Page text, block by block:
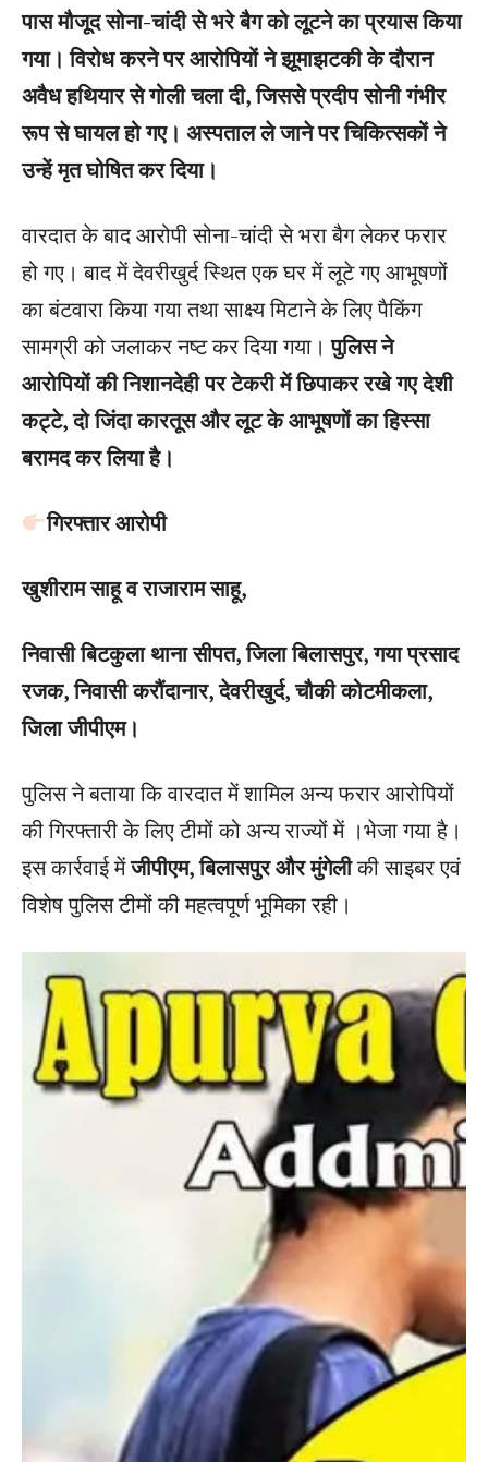
पास मौजूद सोना-चांदी से भरे बैग को लूटने का प्रयास किया
गया। विरोध करने पर आरोपियों ने झूमाझटकी के दौरान
अवैध हथियार से गोली चला दी, जिससे प्रदीप सोनी गंभीर
रूप से घायल हो गए। अस्पताल ले जाने पर चिकित्सकों ने
उन्हें मृत घोषित कर दिया।
वारदात के बाद आरोपी सोना-चांदी से भरा बैग लेकर फरार
हो गए। बाद में देवरीखुर्द स्थित एक घर में लूटे गए आभूषणों
का बंटवारा किया गया तथा साक्ष्य मिटाने के लिए पैकिंग
सामग्री को जलाकर नष्ट कर दिया गया।पुलिस ने
आरोपियों की निशानदेही पर टेकरी में छिपाकर रखे गए देशी
कट्टे, दो जिंदा कारतूस और लूट के आभूषणों का हिस्सा
बरामद कर लिया है।
गिरफ्तार आरोपी
खुशीराम साहू व राजाराम साहू,
निवासी बिटकुला थाना सीपत, जिला बिलासपुर, गया प्रसाद
रजक, निवासी करौंदानार, देवरीखुर्द, चौकी कोटमीकला,
जिला जीपीएम।
पुलिस ने बताया कि वारदात में शामिल अन्य फरार आरोपियों
की गिरफ्तारी के लिए टीमों को अन्य राज्यों में ।भेजा गया है।
इस कार्रवाई मेंजीपीएम, बिलासपुर और मुंगेलीकी साइबर एवं
विशेष पुलिस टीमों की महत्वपूर्ण भूमिका रही।